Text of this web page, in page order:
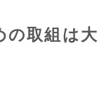
の取組は大